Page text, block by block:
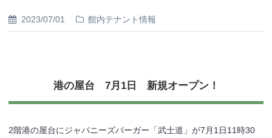
2023/07/01 館内テナント情報
港の屋台 7月1日 新規オープン！
2階港の屋台にジャパニーズバーガー「武士道」が7月1日11時30